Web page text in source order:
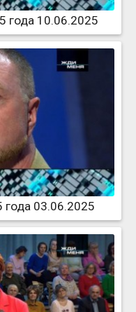
года 10.06.2025
03.06.2025